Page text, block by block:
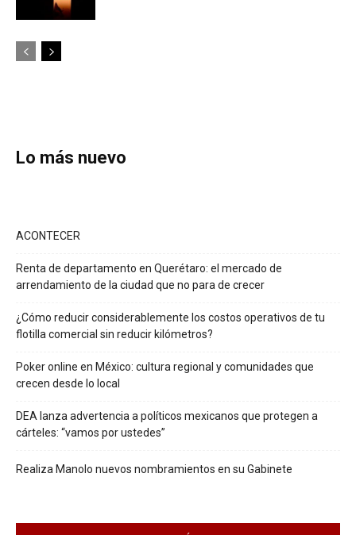
Lo más nuevo
ACONTECER
Renta de departamento en Querétaro: el mercado de
arrendamiento de la ciudad que no para de crecer
¿Cómo reducir considerablemente los costos operativos de tu
flotilla comercial sin reducir kilómetros?
Poker online en México: cultura regional y comunidades que
crecen desde lo local
DEA lanza advertencia a políticos mexicanos que protegen a
cárteles: “vamos por ustedes”
Realiza Manolo nuevos nombramientos en su Gabinete